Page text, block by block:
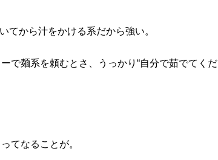
てから汁をかける系だから強い。
麺系を頼むとさ、うっかり“自分で茹でてくだ
てなることが。